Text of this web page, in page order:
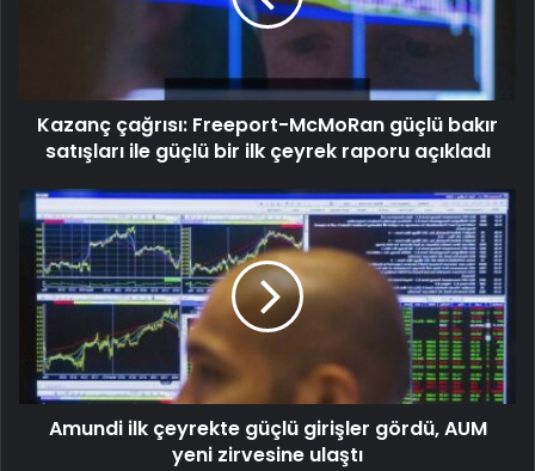
Kazanç çağrısı: Freeport-McMoRan güçlü bakır
satışları ile güçlü bir ilk çeyrek raporu açıkladı
Amundi ilk çeyrekte güçlü girişler gördü, AUM
yeni zirvesine ulaştı